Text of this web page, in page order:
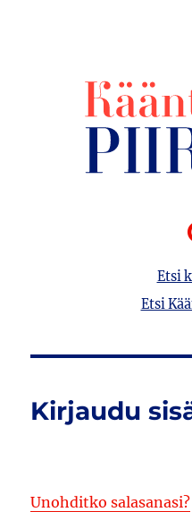
Etsi
Etsi
Kirjaudu
Unohditko salasanasi?